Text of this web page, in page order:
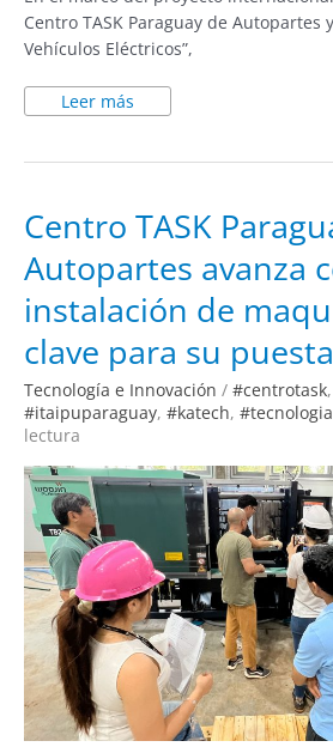
Centro TASK Paraguay de Autopartes
Vehículos Eléctricos”,
Leer más
Centro TASK
Autopartes avanza
instalación de
clave para su
Tecnología e Innovación / #centrotask,
#itaipuparaguay, #katech, #tecnologia
lectura
TASK
Paraguay
de
Autopartes
avanza
con
la
de
maquinarias
clave
para
su
puesta
en